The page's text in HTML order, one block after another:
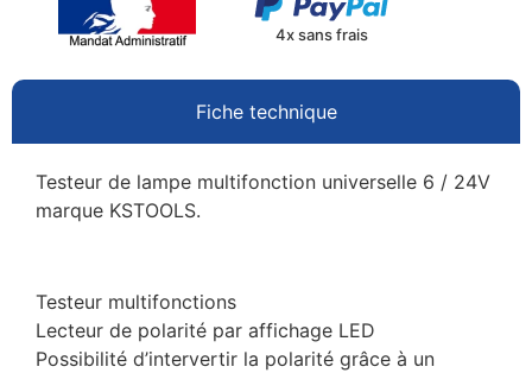
4x sans frais
Fiche technique
Testeur de lampe multifonction universelle 6 / 24V
marque KSTOOLS.
Testeur multifonctions
Lecteur de polarité par affichage LED
Possibilité d’intervertir la polarité grâce à un